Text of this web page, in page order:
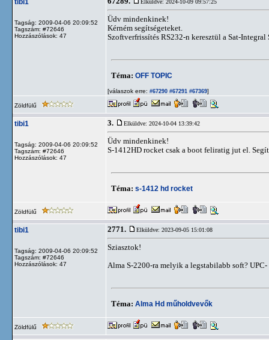
tibi1
Tagság: 2009-04-06 20:09:52
Tagszám: #72646
Hozzászólások: 47
Elküldve: 2024-10-09 09:57:25
Üdv mindenkinek!
Kérném segítségeteket.
Szoftverfrissítés RS232-n keresztül a Sat-
Téma: OFF TOPIC
[válaszok erre: #67290 #67291 #67369]
Zöldfülű
tibi1
Tagság: 2009-04-06 20:09:52
Tagszám: #72646
Hozzászólások: 47
3. Elküldve: 2024-10-04 13:39:42
Üdv mindenkinek!
S-1412HD rocket csak a boot feliratig jut el.
Téma: s-1412 hd rocket
Zöldfülű
tibi1
Tagság: 2009-04-06 20:09:52
Tagszám: #72646
Hozzászólások: 47
2771. Elküldve: 2023-09-05 15:01:08
Sziasztok!
Alma S-2200-ra melyik a legstabilabb soft?
Téma: Alma Hd műholdvevők
Zöldfülű